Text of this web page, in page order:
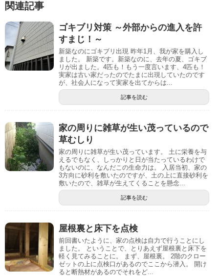
関連記事
ゴキブリ対策 ～外部からの進入を許
すまじ！～
新築なのにゴキブリ出現 昨年1月、我が家を購入し
ました。 新築です。新築なのに、去年の夏、ゴキブ
リが出ました。4匹も！もう一度言います、4匹も！
実家は古い家だったのでたまに出現していたのです
が、社会人になって実家を出てからは...
記事を読む
家の周りに雑草が生い茂っているので
草むしり
家の周りに雑草が生い茂っています。 土に栄養を与
えるでもなく、しっかりと日が当たっているわけで
もないのに、なんだこの生命力は。 入居当初、家の
3方向に砂利を敷いたのですが、土の上に直接砂利を
敷いたので、雑草が生えてくることを懸念...
記事を読む
屋根裏と床下を点検
前回書いたように、家の点検は自力で行うことにし
ました。 ということで、とりあえず屋根裏と床下を
軽く見てみることに。 まず、屋根裏。 2階のクロー
ゼットの上に点検口があるのでここから潜入。 開け
ると断熱材があるのでそれをど...